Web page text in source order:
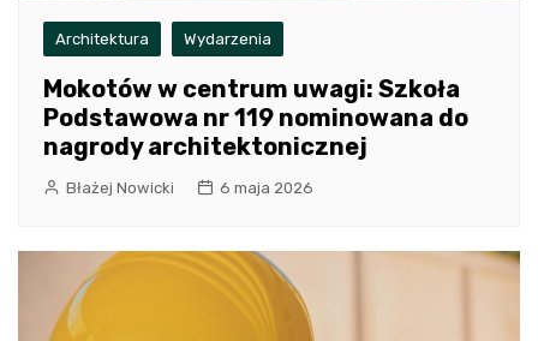
Architektura Wydarzenia
Mokotów w centrum uwagi: Szkoła
Podstawowa nr 119 nominowana do
nagrody architektonicznej
Błażej Nowicki 6 maja 2026